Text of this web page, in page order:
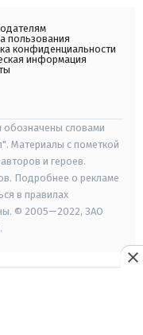
пользования
конфиденциальности
информация
обозначены словами
Материалы с пометкой
и героев.
Подробнее о рекламе
в правилах
© 2005—2022, ЗАО